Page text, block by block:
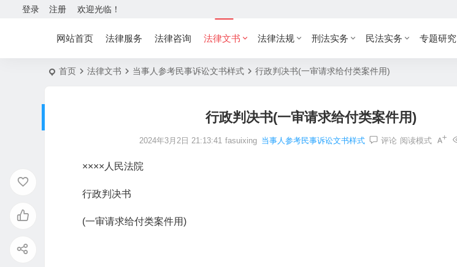
欢迎光临！
登录 注册
网站首页 法律服务 法律咨询 法律文书 法律法规 刑法实务 民法实务 专题研究
首页 法律文书 当事人参考民事诉讼文书样式 行政判决书(一审请求给付类案件用)
行政判决书(一审请求给付类案件用)
2024年3月2日 21:13:41 fasuixing 当事人参考民事诉讼文书样式 评论 阅读模式
××××人民法院
行政判决书
(一审请求给付类案件用)